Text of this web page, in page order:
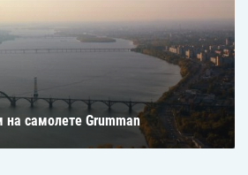
самолете Grumman